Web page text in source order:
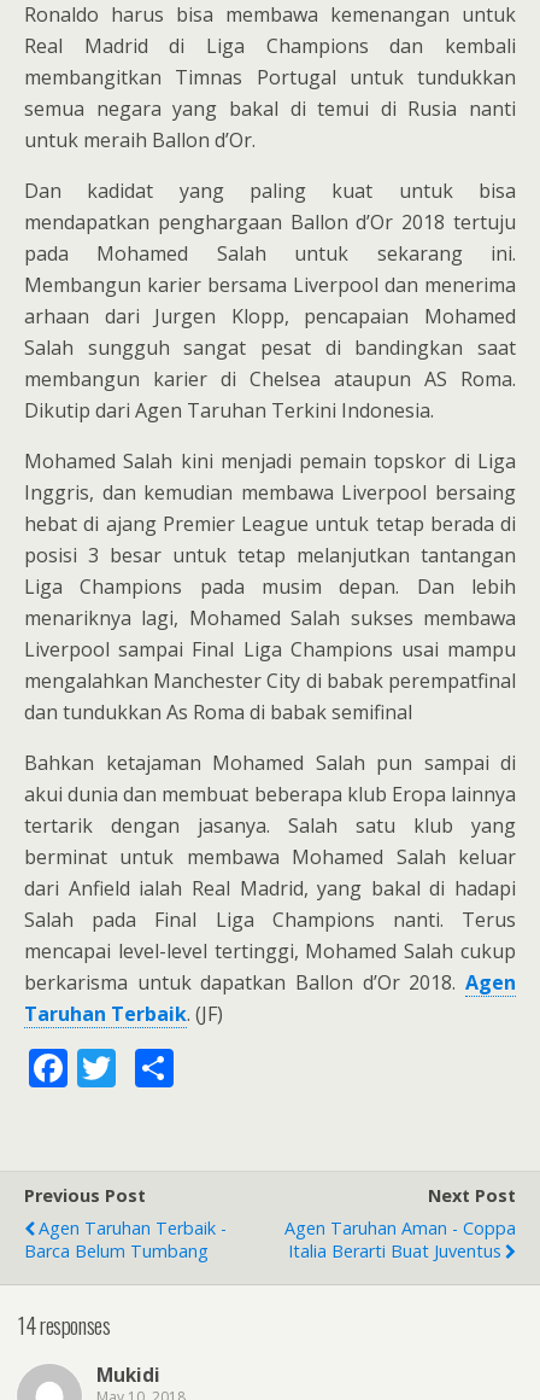
Ronaldo harus bisa membawa kemenangan untuk
Real Madrid di Liga Champions dan kembali
membangitkan Timnas Portugal untuk tundukkan
semua negara yang bakal di temui di Rusia nanti
untuk meraih Ballon d’Or.
Dan kadidat yang paling kuat untuk bisa
mendapatkan penghargaan Ballon d’Or 2018 tertuju
pada Mohamed Salah untuk sekarang ini.
Membangun karier bersama Liverpool dan menerima
arhaan dari Jurgen Klopp, pencapaian Mohamed
Salah sungguh sangat pesat di bandingkan saat
membangun karier di Chelsea ataupun AS Roma.
Dikutip dari Agen Taruhan Terkini Indonesia.
Mohamed Salah kini menjadi pemain topskor di Liga
Inggris, dan kemudian membawa Liverpool bersaing
hebat di ajang Premier League untuk tetap berada di
posisi 3 besar untuk tetap melanjutkan tantangan
Liga Champions pada musim depan. Dan lebih
menariknya lagi, Mohamed Salah sukses membawa
Liverpool sampai Final Liga Champions usai mampu
mengalahkan Manchester City di babak perempatfinal
dan tundukkan As Roma di babak semifinal
Bahkan ketajaman Mohamed Salah pun sampai di
akui dunia dan membuat beberapa klub Eropa lainnya
tertarik dengan jasanya. Salah satu klub yang
berminat untuk membawa Mohamed Salah keluar
dari Anfield ialah Real Madrid, yang bakal di hadapi
Salah pada Final Liga Champions nanti. Terus
mencapai level-level tertinggi, Mohamed Salah cukup
berkarisma untuk dapatkan Ballon d’Or 2018. Agen
Taruhan Terbaik. (JF)
F
b
o
o
k
T
er
Previous Post
Agen Taruhan Terbaik -
Barca Belum Tumbang
Next Post
Agen Taruhan Aman - Coppa
Italia Berarti Buat Juventus
14 responses
Mukidi